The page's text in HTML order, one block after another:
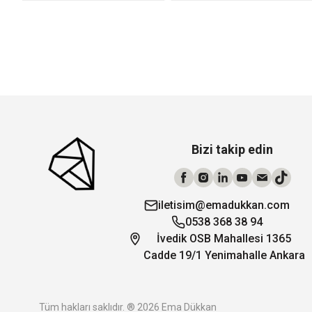
Bizi takip edin
iletisim@emadukkan.com
0538 368 38 94
İvedik OSB Mahallesi 1365
Cadde 19/1 Yenimahalle Ankara
Tüm hakları saklıdır. ® 2026 Ema Dükkan